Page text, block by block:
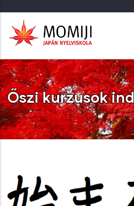
tartalomra
Őszi kurzusok
Címlap